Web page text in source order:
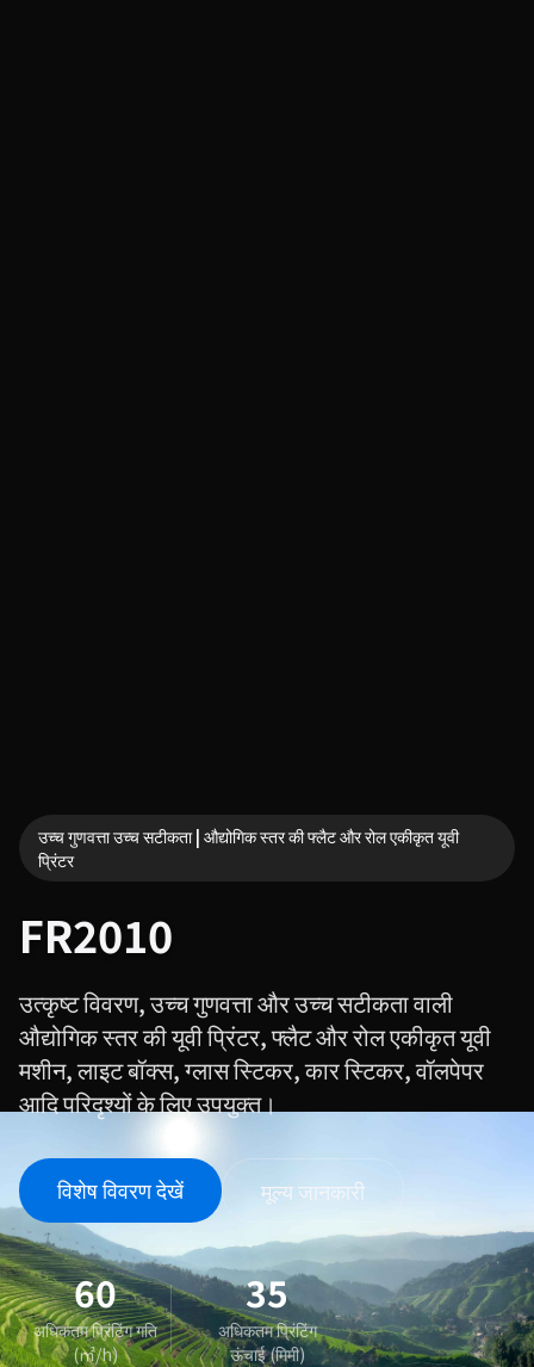
उच्च गुणवत्ता उच्च सटीकता | औद्योगिक स्तर की फ्लैट और रोल एकीकृत यूवी
प्रिंटर
FR2010
उत्कृष्ट विवरण, उच्च गुणवत्ता और उच्च सटीकता वाली
औद्योगिक स्तर की यूवी प्रिंटर, फ्लैट और रोल एकीकृत यूवी
मशीन, लाइट बॉक्स, ग्लास स्टिकर, कार स्टिकर, वॉलपेपर
आदि परिदृश्यों के लिए उपयुक्त।
विशेष विवरण देखें मूल्य जानकारी
60
अधिकतम प्रिंटिंग गति
(㎡/h)
35
अधिकतम प्रिंटिंग
ऊंचाई (मिमी)